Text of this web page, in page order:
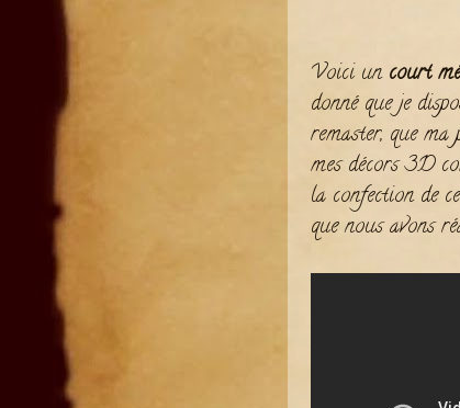
Voici un court
donné que je
remaster, que ma
mes décors 3D
la confection de
que nous avons